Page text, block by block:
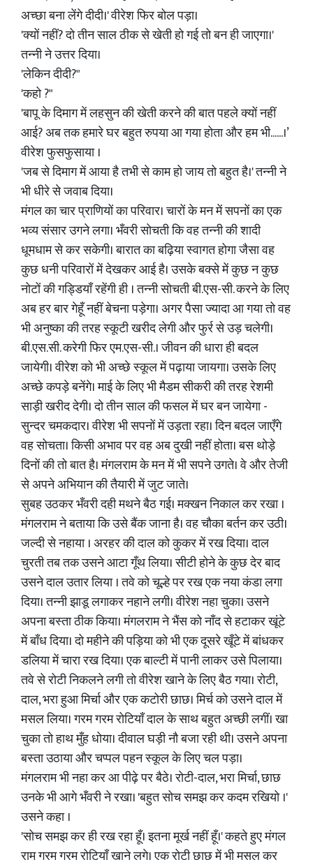
अच्छा बना लेंगे दीदी।' वीरेश फिर बोल पड़ा।
'क्यों नहीं? दो तीन साल ठीक से खेती हो गई तो बन ही जाएगा।'
तन्नी ने उत्तर दिया।
'लेकिन दीदी?"
'कहो ?"
'बापू के दिमाग में लहसुन की खेती करने की बात पहले क्यों नहीं
आई? अब तक हमारे घर बहुत रुपया आ गया होता और हम भी......।’
वीरेश फुसफुसाया ।
'जब से दिमाग में आया है तभी से काम हो जाय तो बहुत है।' तन्नी ने
भी धीरे से जवाब दिया।
मंगल का चार प्राणियों का परिवार। चारों के मन में सपनों का एक
भव्य संसार उगने लगा। भँवरी सोचती कि वह तन्नी की शादी
धूमधाम से कर सकेगी। बारात का बढ़िया स्वागत होगा जैसा वह
कुछ धनी परिवारों में देखकर आई है। उसके बक्से में कुछ न कुछ
नोटों की गड्डियाँ रहेंगी ही । तन्नी सोचती बी.एस-सी. करने के लिए
अब हर बार गेहूँ नहीं बेचना पड़ेगा। अगर पैसा ज्यादा आ गया तो वह
भी अनुष्का की तरह स्कूटी खरीद लेगी और फुर्र से उड़ चलेगी।
बी.एस.सी. करेगी फिर एम.एस-सी.। जीवन की धारा ही बदल
जायेगी। वीरेश को भी अच्छे स्कूल में पढ़ाया जायगा। उसके लिए
अच्छे कपड़े बनेंगे। माई के लिए भी मैडम सीकरी की तरह रेशमी
साड़ी खरीद देगी। दो तीन साल की फसल में घर बन जायेगा -
सुन्दर चमकदार। वीरेश भी सपनों में उड़ता रहा। दिन बदल जाएँगे
वह सोचता। किसी अभाव पर वह अब दुखी नहीं होता। बस थोड़े
दिनों की तो बात है। मंगलराम के मन में भी सपने उगते। वे और तेजी
से अपने अभियान की तैयारी में जुट जाते।
सुबह उठकर भँवरी दही मथने बैठ गई। मक्खन निकाल कर रखा ।
मंगलराम ने बताया कि उसे बैंक जाना है। वह चौका बर्तन कर उठी।
जल्दी से नहाया । अरहर की दाल को कुकर में रख दिया। दाल
चुरती तब तक उसने आटा गूँथ लिया। सीटी होने के कुछ देर बाद
उसने दाल उतार लिया । तवे को चूल्हे पर रख एक नया कंडा लगा
दिया। तन्नी झाडू लगाकर नहाने लगी। वीरेश नहा चुका। उसने
अपना बस्ता ठीक किया। मंगलराम ने भैंस को नाँद से हटाकर खूंटे
में बाँध दिया। दो महीने की पड़िया को भी एक दूसरे खूँटे में बांधकर
डलिया में चारा रख दिया। एक बाल्टी में पानी लाकर उसे पिलाया।
तवे से रोटी निकलने लगी तो वीरेश खाने के लिए बैठ गया। रोटी,
दाल, भरा हुआ मिर्चा और एक कटोरी छाछ। मिर्च को उसने दाल में
मसल लिया। गरम गरम रोटियाँ दाल के साथ बहुत अच्छी लगीं। खा
चुका तो हाथ मुँह धोया। दीवाल घड़ी नौ बजा रही थी। उसने अपना
बस्ता उठाया और चप्पल पहन स्कूल के लिए चल पड़ा।
मंगलराम भी नहा कर आ पीढ़े पर बैठे। रोटी-दाल, भरा मिर्चा, छाछ
उनके भी आगे भँवरी ने रखा। 'बहुत सोच समझ कर कदम रखियो ।'
उसने कहा ।
'सोच समझ कर ही रख रहा हूँ। इतना मूर्ख नहीं हूँ।' कहते हुए मंगल